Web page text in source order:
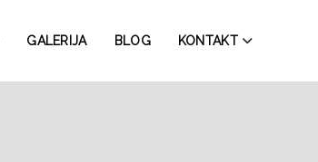
GALERIJA BLOG KONTAKT